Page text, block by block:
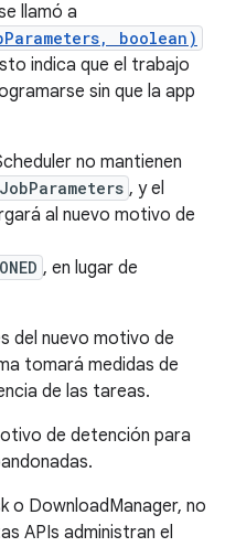
llamó a
boolean)
indica que el trabajo
sin que la app
no mantienen
JobParameters , y el
al nuevo motivo de
, en lugar de
del nuevo motivo de
tomará medidas de
de las tareas.
de detención para
o DownloadManager, no
APIs administran el